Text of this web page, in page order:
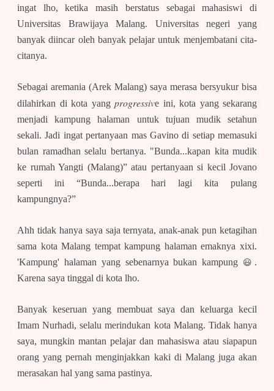
ingat lho, ketika masih berstatus sebagai mahasiswi di
Universitas Brawijaya Malang. Universitas negeri yang
banyak diincar oleh banyak pelajar untuk menjembatani cita-
citanya.
Sebagai aremania (Arek Malang) saya merasa bersyukur bisa
dilahirkan di kota yang progressive ini, kota yang sekarang
menjadi kampung halaman untuk tujuan mudik setahun
sekali. Jadi ingat pertanyaan mas Gavino di setiap memasuki
bulan ramadhan selalu bertanya. "Bunda...kapan kita mudik
ke rumah Yangti (Malang)” atau pertanyaan si kecil Jovano
seperti ini “Bunda...berapa hari lagi kita pulang
kampungnya?”
Ahh tidak hanya saya saja ternyata, anak-anak pun ketagihan
sama kota Malang tempat kampung halaman emaknya xixi.
'Kampung' halaman yang sebenarnya bukan kampung 😃 .
Karena saya tinggal di kota lho.
Banyak keseruan yang membuat saya dan keluarga kecil
Imam Nurhadi, selalu merindukan kota Malang. Tidak hanya
saya, mungkin mantan pelajar dan mahasiswa atau siapapun
orang yang pernah menginjakkan kaki di Malang juga akan
merasakan hal yang sama pastinya.